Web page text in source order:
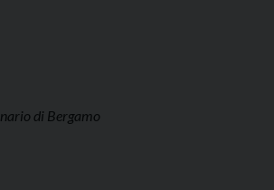
di Bergamo